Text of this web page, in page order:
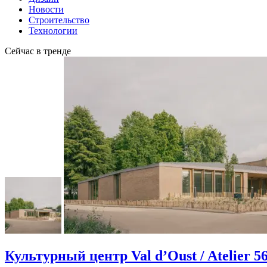
Новости
Строительство
Технологии
Сейчас в тренде
Культурный центр Val d’Oust / Atelier